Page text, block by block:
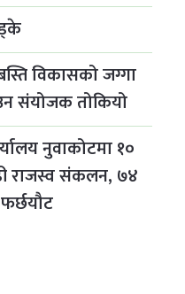
विकासको जग्गा
संयोजक तोकियो
नुवाकोटमा १०
राजस्व संकलन, ७४